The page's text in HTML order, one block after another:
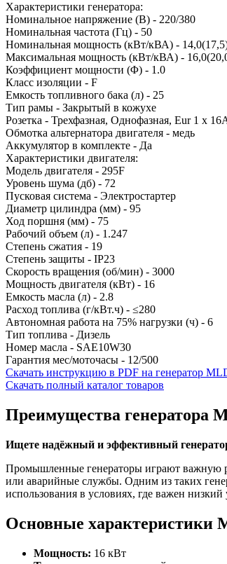
Характеристики генератора:
Номинальное напряжение (В) - 220/380
Номинальная частота (Гц) - 50
Номинальная мощность (кВт/кВА) -
Максимальная мощность (кВт/кВА) -
Коэффициент мощности (Φ) - 1.0
Класс изоляции - F
Емкость топливного бака (л) - 25
Тип рамы - Закрытый в кожухе
Розетка - Трехфазная, Однофазная, Eur 1 х
Обмотка альтернатора двигателя - медь
Аккумулятор в комплекте - Да
Характеристики двигателя:
Модель двигателя - 295F
Уровень шума (дб) - 72
Пусковая система - Электростартер
Диаметр цилиндра (мм) - 95
Ход поршня (мм) - 75
Рабочий объем (л) - 1.247
Степень сжатия - 19
Степень защиты - IP23
Скорость вращения (об/мин) - 3000
Мощность двигателя (кВт) - 16
Емкость масла (л) - 2.8
Расход топлива (г/кВт.ч) - ≤280
Автономная работа на 75% нагрузки (ч) - 6
Тип топлива - Дизель
Номер масла - SAE10W30
Гарантия мес/моточасы - 12/500
Скачать инструкцию в PDF на генератор
Скачать полный каталог товаров
Преимущества генератора
Ищете надёжный и эффективный
Промышленные генераторы играют важную
или аварийные службы. Одним из таких
использования в условиях, где важен
Основные характеристики
Мощность: 16 кВт